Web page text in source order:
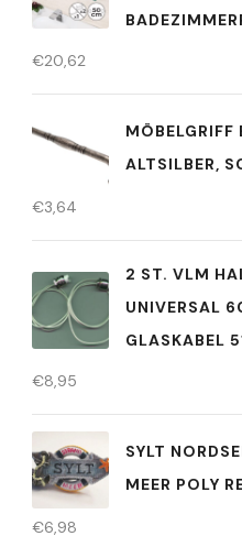
€20,62
MÖBELGRIFF
ALTSILBER,
€3,64
2 ST. VLM
UNIVERSAL
GLASKABEL
€8,95
SYLT
MEER POLY
€6,98